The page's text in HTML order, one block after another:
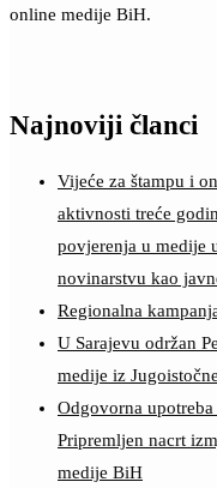
online medije BiH.
Najnoviji članci
Vijeće za štampu i
aktivnosti treće
povjerenja u medije
novinarstvu kao
Regionalna
U Sarajevu održan
medije iz
Odgovorna
Pripremljen nacrt
medije BiH